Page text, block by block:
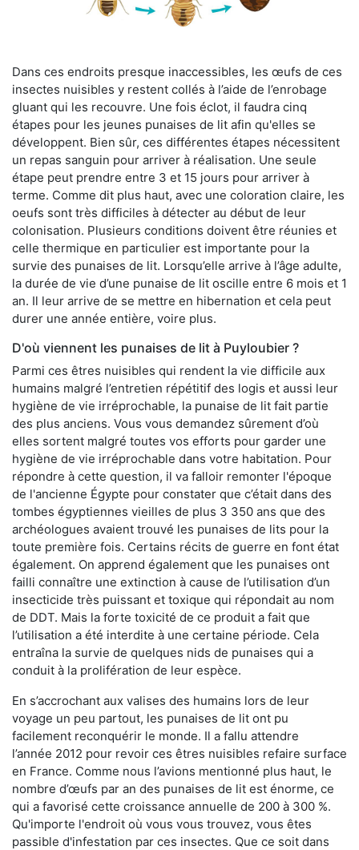
Dans ces endroits presque inaccessibles, les œufs de ces
insectes nuisibles y restent collés à l’aide de l’enrobage
gluant qui les recouvre. Une fois éclot, il faudra cinq
étapes pour les jeunes punaises de lit afin qu'elles se
développent. Bien sûr, ces différentes étapes nécessitent
un repas sanguin pour arriver à réalisation. Une seule
étape peut prendre entre 3 et 15 jours pour arriver à
terme. Comme dit plus haut, avec une coloration claire, les
oeufs sont très difficiles à détecter au début de leur
colonisation. Plusieurs conditions doivent être réunies et
celle thermique en particulier est importante pour la
survie des punaises de lit. Lorsqu’elle arrive à l’âge adulte,
la durée de vie d’une punaise de lit oscille entre 6 mois et 1
an. Il leur arrive de se mettre en hibernation et cela peut
durer une année entière, voire plus.
D'où viennent les punaises de lit à Puyloubier ?
Parmi ces êtres nuisibles qui rendent la vie difficile aux
humains malgré l’entretien répétitif des logis et aussi leur
hygiène de vie irréprochable, la punaise de lit fait partie
des plus anciens. Vous vous demandez sûrement d’où
elles sortent malgré toutes vos efforts pour garder une
hygiène de vie irréprochable dans votre habitation. Pour
répondre à cette question, il va falloir remonter l'époque
de l'ancienne Égypte pour constater que c’était dans des
tombes égyptiennes vieilles de plus 3 350 ans que des
archéologues avaient trouvé les punaises de lits pour la
toute première fois. Certains récits de guerre en font état
également. On apprend également que les punaises ont
failli connaître une extinction à cause de l’utilisation d’un
insecticide très puissant et toxique qui répondait au nom
de DDT. Mais la forte toxicité de ce produit a fait que
l’utilisation a été interdite à une certaine période. Cela
entraîna la survie de quelques nids de punaises qui a
conduit à la prolifération de leur espèce.
En s’accrochant aux valises des humains lors de leur
voyage un peu partout, les punaises de lit ont pu
facilement reconquérir le monde. Il a fallu attendre
l’année 2012 pour revoir ces êtres nuisibles refaire surface
en France. Comme nous l’avions mentionné plus haut, le
nombre d’œufs par an des punaises de lit est énorme, ce
qui a favorisé cette croissance annuelle de 200 à 300 %.
Qu'importe l'endroit où vous vous trouvez, vous êtes
passible d'infestation par ces insectes. Que ce soit dans